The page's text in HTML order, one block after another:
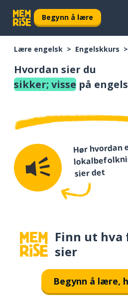
Begynn å lære
Lære engelsk Engelskkurs
Hvordan sier du
sikker; visse på
Hør hvordan
sier det
Finn ut
sier
Begynn å lære,